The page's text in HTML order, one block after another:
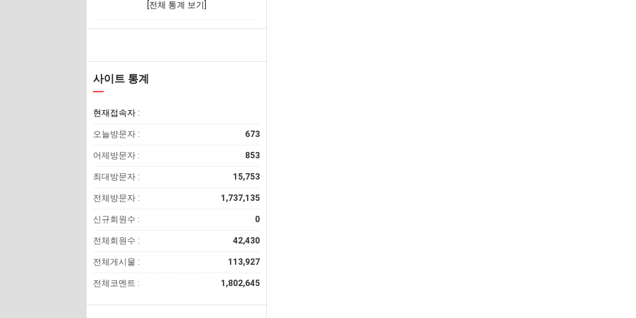
[전체 통계 보기]
사이트 통계
현재접속자 :
오늘방문자 : 673
어제방문자 : 853
최대방문자 : 15,753
전체방문자 : 1,737,135
신규회원수 : 0
전체회원수 : 42,430
전체게시물 : 113,927
전체코멘트 : 1,802,645